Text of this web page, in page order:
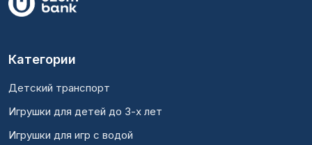
Категории
Детский транспорт
Игрушки для детей до 3-х лет
Игрушки для игр с водой